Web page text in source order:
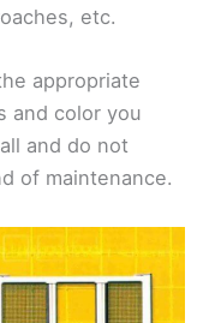
etc.
appropriate
and color you
and do not
of maintenance.